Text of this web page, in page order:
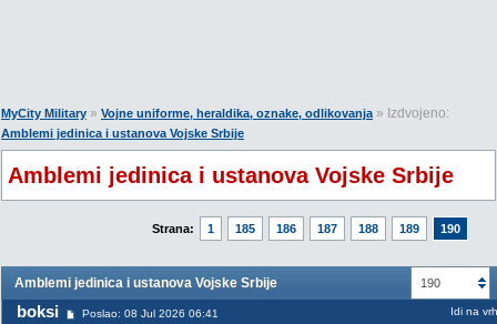
MyCity Military » Vojne uniforme, heraldika, oznake, odlikovanja» Izdvojeno:
Amblemi jedinica i ustanova Vojske Srbije
Amblemi jedinica i ustanova Vojske Srbije
Strana: 1 185 186 187 188 189 190
190
Amblemi jedinica i ustanova Vojske Srbije
boksi Poslao: 08 Jul 2026 06:41 Idi na vrh